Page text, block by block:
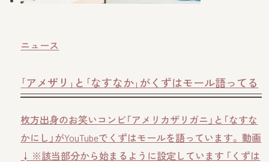
ニュース
｢アメザリ｣と｢なすなか｣がくずはモール語ってる
枚方出身のお笑いコンビ「アメリカザリガニ」と「なすな
かにし」がYouTubeでくずはモールを語っています。 動画
↓ ※該当部分から始まるように設定しています 「くずは